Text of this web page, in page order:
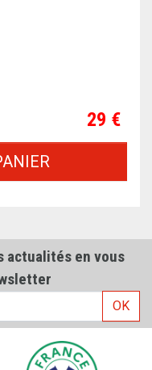
Prix
29 €
actualités en vous
OK